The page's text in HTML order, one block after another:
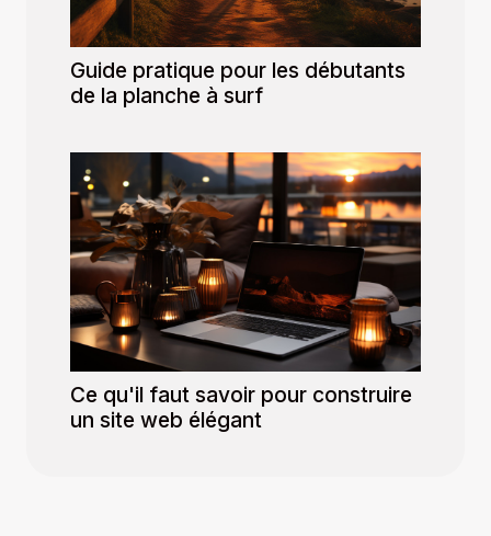
Guide pratique pour les débutants
de la planche à surf
Ce qu'il faut savoir pour construire
un site web élégant